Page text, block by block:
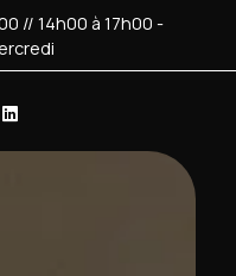
// 14h00 à 17h00 -